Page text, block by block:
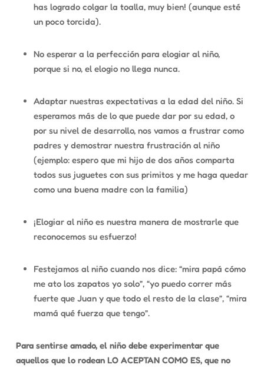
has logrado colgar la toalla, muy bien! (aunque esté
un poco torcida).
No esperar a la perfección para elogiar al niño,
porque si no, el elogio no llega nunca.
Adaptar nuestras expectativas a la edad del niño. Si
esperamos más de lo que puede dar por su edad, o
por su nivel de desarrollo, nos vamos a frustrar como
padres y demostrar nuestra frustración al niño
(ejemplo: espero que mi hijo de dos años comparta
todos sus juguetes con sus primitos y me haga quedar
como una buena madre con la familia)
¡Elogiar al niño es nuestra manera de mostrarle que
reconocemos su esfuerzo!
Festejamos al niño cuando nos dice: “mira papá cómo
me ato los zapatos yo solo”, “yo puedo correr más
fuerte que Juan y que todo el resto de la clase”, “mira
mamá qué fuerza que tengo”.
Para sentirse amado, el niño debe experimentar que
aquellos que lo rodean LO ACEPTAN COMO ES, que no